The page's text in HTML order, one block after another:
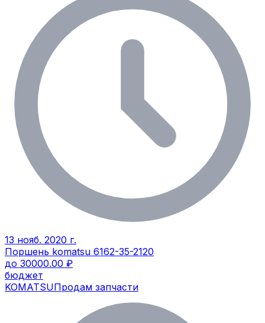
13 нояб. 2020 г.
Поршень komatsu 6162-35-2120
до 30000.00 ₽
бюджет
KOMATSUПродам запчасти